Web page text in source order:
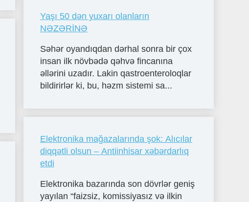
Yaşı 50 dən yuxarı olanların
NƏZƏRİNƏ
Səhər oyandıqdan dərhal sonra bir çox
insan ilk növbədə qəhvə fincanına
əllərini uzadır. Lakin qastroenteroloqlar
bildirirlər ki, bu, həzm sistemi sa...
Elektronika mağazalarında şok: Alıcılar
diqqətli olsun – Antiinhisar xəbərdarlıq
etdi
Elektronika bazarında son dövrlər geniş
yayılan “faizsiz, komissiyasız və ilkin